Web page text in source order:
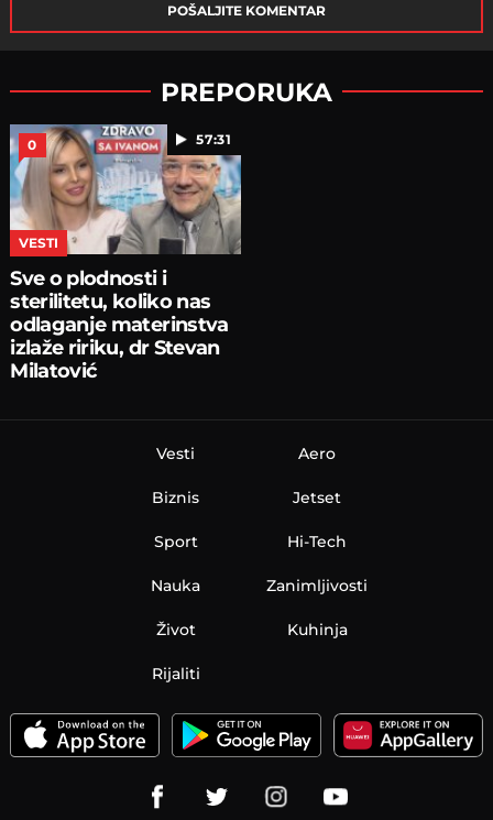
POŠALJITE KOMENTAR
PREPORUKA
57:31
0
VESTI
Sve o plodnosti i
sterilitetu, koliko nas
odlaganje materinstva
izlaže ririku, dr Stevan
Milatović
Vesti
Biznis
Sport
Nauka
Aero
Jetset
Hi-Tech
Zanimljivosti
Život Kuhinja
Rijaliti